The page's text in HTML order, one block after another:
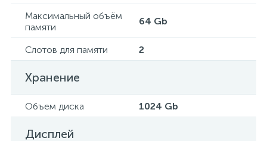
Максимальный объём
памяти
64 Gb
Слотов для памяти 2
Хранение
Объем диска 1024 Gb
Дисплей